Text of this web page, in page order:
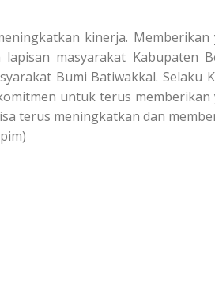
kinerja. Memberikan
masyarakat Kabupaten
Bumi Batiwakkal. Selaku
untuk terus memberikan
terus meningkatkan dan